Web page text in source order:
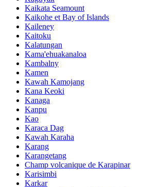
Kaikata Seamount
Kaikohe et Bay of Islands
Kaileney
Kaitoku
Kalatungan
Kama'ehuakanaloa
Kambalny
Kamen
Kawah Kamojang
Kana Keoki
Kanaga
Kanpu
Kao
Karaca Dag
Kawah Karaha
Karang
Karangetang
Champ volcanique de Karapinar
Karisimbi
Karkar